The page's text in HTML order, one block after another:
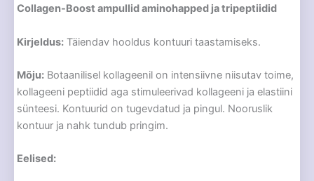
Collagen-Boost ampullid aminohapped ja tripeptiidid
Kirjeldus: Täiendav hooldus kontuuri taastamiseks.
Mõju: Botaanilisel kollageenil on intensiivne niisutav toime,
kollageeni peptiidid aga stimuleerivad kollageeni ja elastiini
sünteesi. Kontuurid on tugevdatud ja pingul. Nooruslik
kontuur ja nahk tundub pringim.
Eelised: